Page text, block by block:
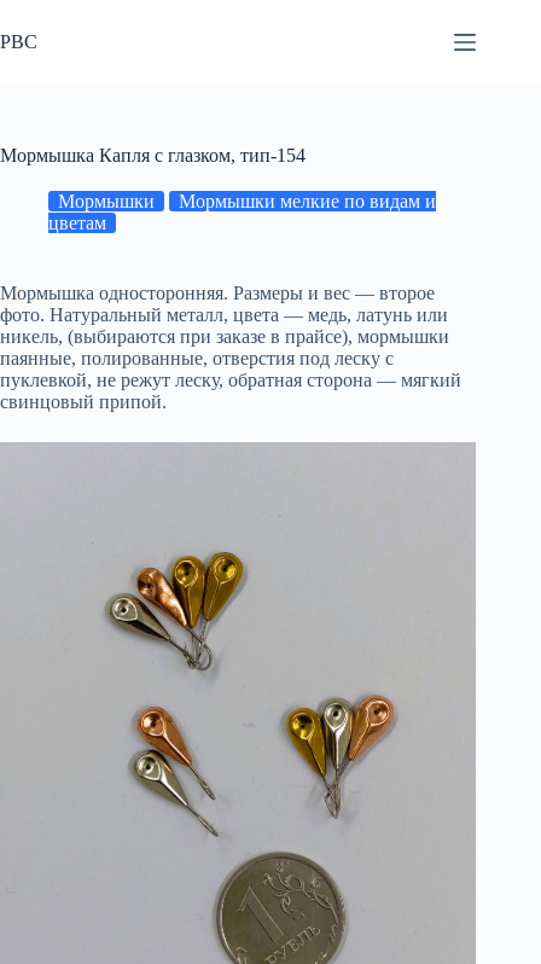
к
сути
РВС
Мормышка Капля с глазком, тип-154
Мормышки
Мормышки мелкие по видам и
цветам
Мормышка односторонняя. Размеры и вес — второе
фото. Натуральный металл, цвета — медь, латунь или
никель, (выбираются при заказе в прайсе), мормышки
паянные, полированные, отверстия под леску с
пуклевкой, не режут леску, обратная сторона — мягкий
свинцовый припой.